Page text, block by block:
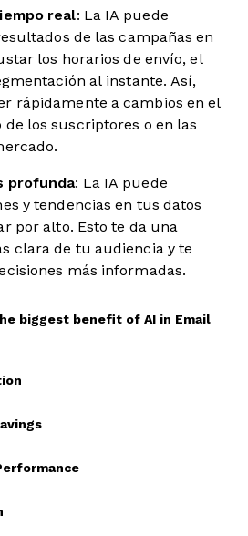
real: La IA puede
de las campañas en
los horarios de envío, el
al instante. Así,
rápidamente a cambios en el
los suscriptores o en las
profunda: La IA puede
y tendencias en tus datos
por alto. Esto te da una
clara de tu audiencia y te
más informadas.
biggest benefit of AI in Email